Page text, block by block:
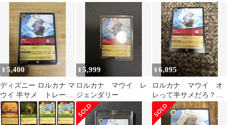
て半サメだろ？
124/204･JA･6 [レジェン
ダリー] （2608092）
¥5,400
ディズニー ロルカナ マ
ウイ 半サメ トレーデ
ィングカード
¥5,999
ロルカナ マウイ レ
ジェンダリー
¥6,095
ロルカナ マウイ オ
レって半サメだろ？
レジェンダリー